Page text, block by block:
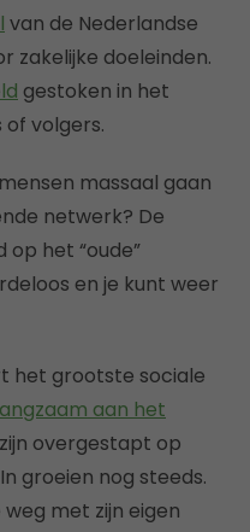
van de Nederlandse
zakelijke doeleinden.
gestoken in het
volgers.
massaal gaan
netwerk? De
op het “oude”
en je kunt weer
het grootste sociale
aan het
overgestapt op
groeien nog steeds.
met zijn eigen